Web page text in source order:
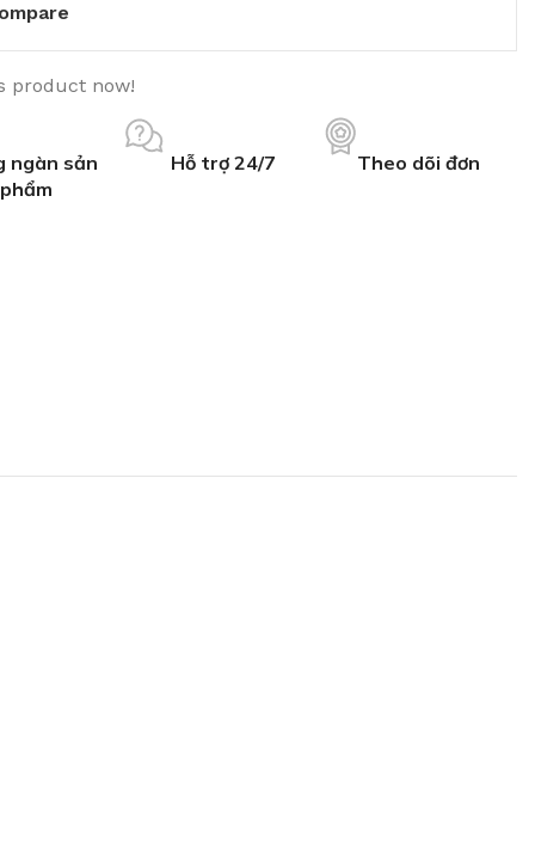
product now!
ngàn sản
phẩm
Hỗ trợ 24/7 Theo dõi đơn